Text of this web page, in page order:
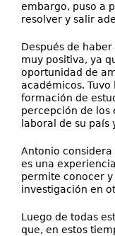
embargo, puso a
resolver y salir
Después de
muy positiva, ya
oportunidad de
académicos.
formación de
percepción de los
laboral de su país
Antonio
es una
permite conocer
investigación en
Luego de todas
que, en estos